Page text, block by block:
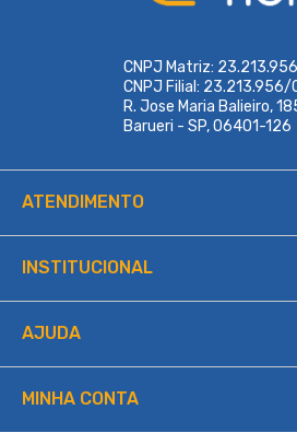
CNPJ Matriz:
CNPJ Filial:
R. Jose Maria Balieiro,
Barueri - SP, 06401-126
ATENDIMENTO
INSTITUCIONAL
AJUDA
MINHA CONTA